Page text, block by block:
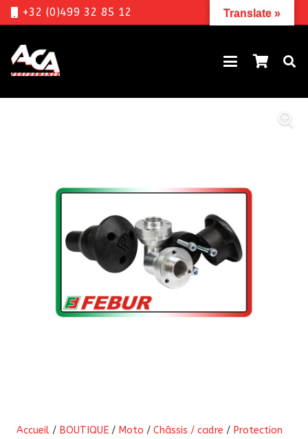
+32 (0)499 32 85 12
Accueil / BOUTIQUE / Moto / Châssis / cadre / Protection
Translate »